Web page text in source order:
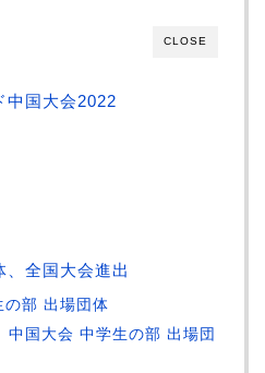
CLOSE
中国大会2022
、全国大会進出
の部 出場団体
中国大会 中学生の部 出場団